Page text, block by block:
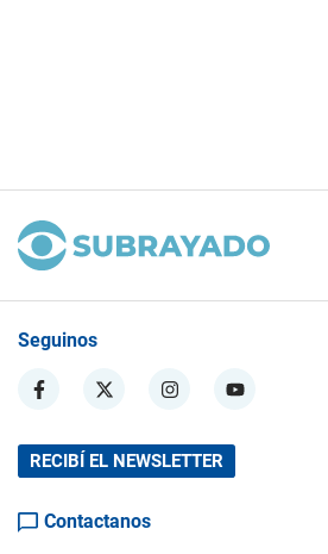
Seguinos
RECIBÍ EL NEWSLETTER
Contactanos